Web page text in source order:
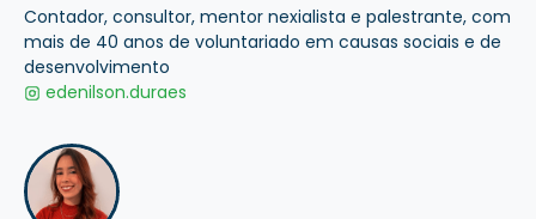
Contador, consultor, mentor nexialista e palestrante, com
mais de 40 anos de voluntariado em causas sociais e de
desenvolvimento
edenilson.duraes